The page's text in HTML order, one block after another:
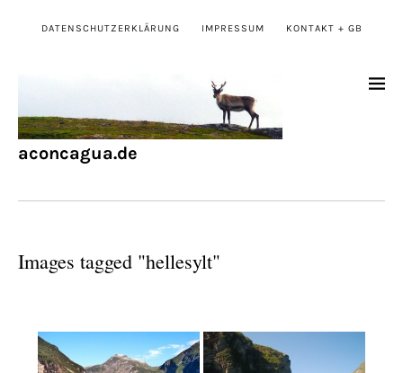
DATENSCHUTZERKLÄRUNG IMPRESSUM KONTAKT + GB
aconcagua.de
Images tagged "hellesylt"